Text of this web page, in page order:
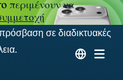
περιμένουν να